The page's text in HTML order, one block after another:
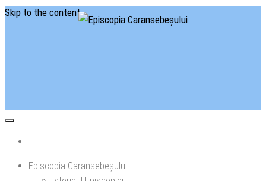
Skip to the content
Episcopia Caransebeșului